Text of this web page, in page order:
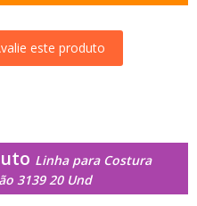
este produto
Linha para Costura
3139 20 Und